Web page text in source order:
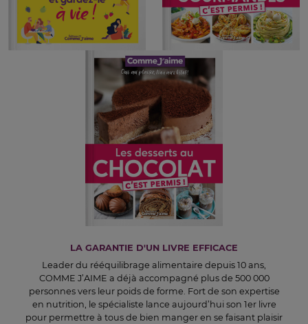
LA GARANTIE D'UN LIVRE EFFICACE
Leader du rééquilibrage alimentaire depuis 10 ans,
COMME J’AIME a déjà accompagné plus de 500 000
personnes vers leur poids de forme. Fort de son expertise
en nutrition, le spécialiste lance aujourd’hui son 1er livre
pour permettre à tous de bien manger en se faisant plaisir